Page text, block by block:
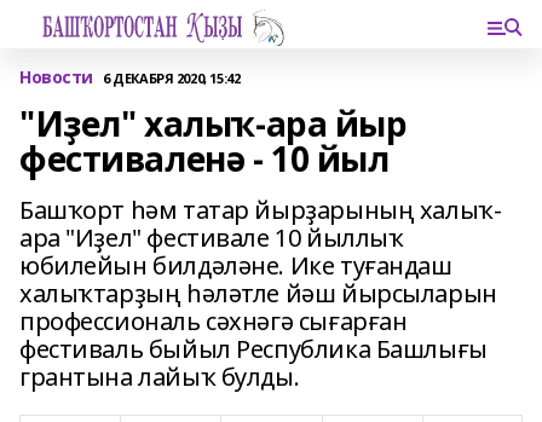
Новости 6 ДЕКАБРЯ 2020, 15:42
"Иҙел" халыҡ-ара йыр
фестиваленә - 10 йыл
Башҡорт һәм татар йырҙарының халыҡ-
ара "Иҙел" фестивале 10 йыллыҡ
юбилейын билдәләне. Ике туғандаш
халыҡтарҙың һәләтле йәш йырсыларын
профессиональ сәхнәгә сығарған
фестиваль быйыл Республика Башлығы
грантына лайыҡ булды.